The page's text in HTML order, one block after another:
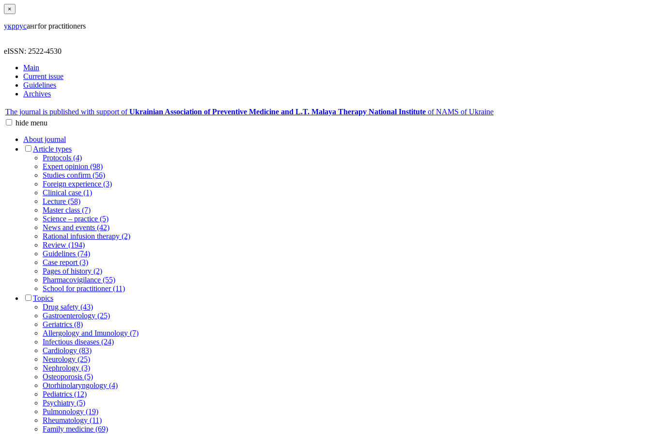
×
укррусангfor practitioners
eISSN: 2522-4530
Main
Current issue
Guidelines
Archives
The journal is published with support ofUkrainian Association of Preventive Medicine and L.T. Malaya Therapy National Institute of NAMS of Ukraine
hide menu
About journal
Article types
Protocols (4)
Expert opinion (98)
Studies confirm (56)
Foreign experience (3)
Clinical case (1)
Lecture (58)
Master class (7)
Science – practice (5)
News and events (42)
Rational infusion therapy (2)
Review (194)
Guidelines (74)
Case report (3)
Pages of history (2)
Pharmacovigilance (55)
School for practitioner (11)
Topics
Drug safety (43)
Gastroenterology (25)
Geriatrics (8)
Allergology and Imunology (7)
Infectious diseases (24)
Cardiology (83)
Neurology (25)
Nephrology (3)
Osteoporosis (5)
Otorhinolaryngology (4)
Pediatrics (12)
Psychiatry (5)
Pulmonology (19)
Rheumatology (11)
Family medicine (69)